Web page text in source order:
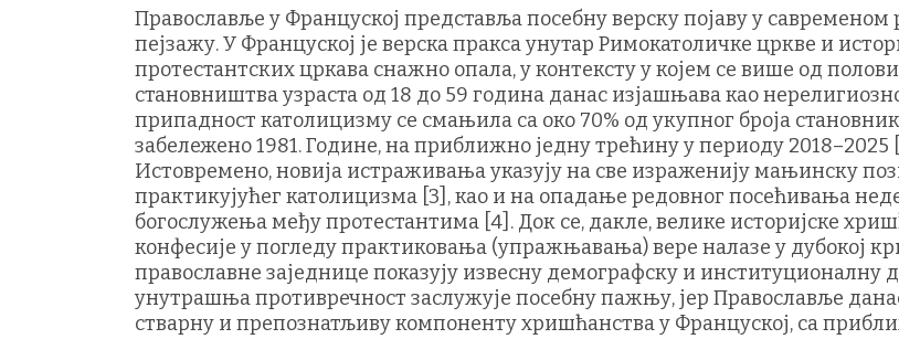
Православље у Француској представља посебну верску појаву у савременом
пејзажу. У Француској је верска пракса унутар Римокатоличке цркве и
протестантских цркава снажно опала, у контексту у којем се више од
становништва узраста од 18 до 59 година данас изјашњава као
припадност католицизму се смањила са око 70% од укупног броја
забележено 1981. Године, на приближно једну трећину у периоду 2018–2025
Истовремено, новија истраживања указују на све израженију мањинску
практикујућег католицизма [3], као и на опадање редовног посећивања
богослужења међу протестантима [4]. Док се, дакле, велике историјске
конфесије у погледу практиковања (упражњавања) вере налазе у дубокој
православне заједнице показују извесну демографску и институционалну
унутрашња противречност заслужује посебну пажњу, јер Православље
стварну и препознатљиву компоненту хришћанства у Француској, са